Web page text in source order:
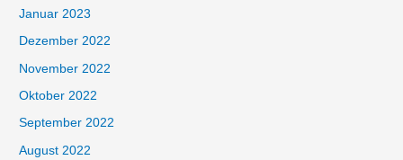
Januar 2023
Dezember 2022
November 2022
Oktober 2022
September 2022
August 2022